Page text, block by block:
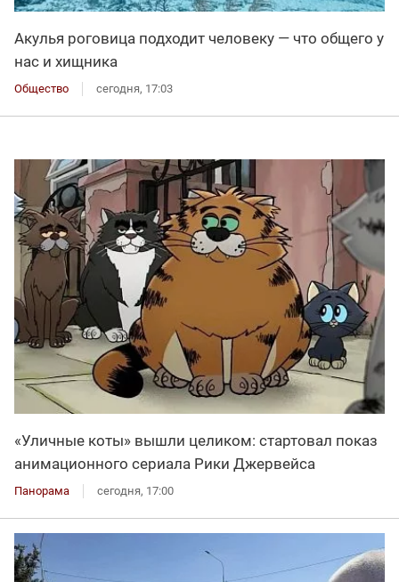
Акулья роговица подходит человеку — что общего у
нас и хищника
Общество сегодня, 17:03
«Уличные коты» вышли целиком: стартовал показ
анимационного сериала Рики Джервейса
Панорама сегодня, 17:00